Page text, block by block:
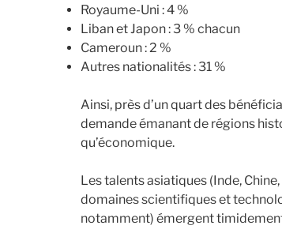
Royaume-Uni : 4 %
Liban et Japon : 3 % chacun
Cameroun : 2 %
Autres nationalités : 31 %
Ainsi, près d’un quart des
demande émanant de régions
qu’économique.
Les talents asiatiques (Inde,
domaines scientifiques et
notamment) émergent